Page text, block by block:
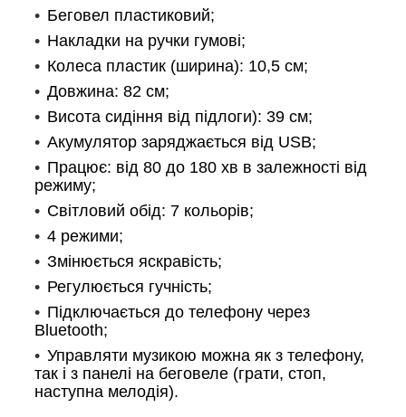
Беговел пластиковий;
Накладки на ручки гумові;
Колеса пластик (ширина): 10,5 см;
Довжина: 82 см;
Висота сидіння від підлоги): 39 см;
Акумулятор заряджається від USB;
Працює: від 80 до 180 хв в залежності від
режиму;
Світловий обід: 7 кольорів;
4 режими;
Змінюється яскравість;
Регулюється гучність;
Підключається до телефону через
Bluetooth;
Управляти музикою можна як з телефону,
так і з панелі на беговеле (грати, стоп,
наступна мелодія).